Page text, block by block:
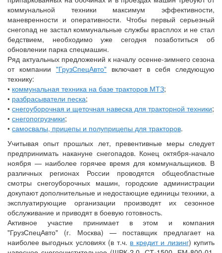
коммунальной техники максимум эффективности,
маневренности и оперативности. Чтобы первый серьезный
снегопад не застал коммунальные службы врасплох и не стал
бедствием, необходимо уже сегодня позаботиться об
обновлении парка спецмашин.
Ряд актуальных предложений к началу осенне-зимнего сезона
от компании "ГрузСпецАвто" включает в себя следующую
технику:
• коммунальная техника на базе тракторов МТЗ;
• разбрасыватели песка;
• снегоуборочная и щеточная навеска для тракторной техники;
• снегопогрузчики;
• самосвалы, прицепы и полуприцепы для тракторов.
Учитывая опыт прошлых лет, превентивные меры следует
предпринимать накануне снегопадов. Конец октября-начало
ноября — наиболее горячее время для коммунальщиков. В
различных регионах России проводятся общеобластные
смотры снегоуборочных машин, городские администрации
докупают дополнительные и недостающие единицы техники, а
эксплуатирующие организации производят их сезонное
обслуживание и приводят в боевую готовность.
Активное участие принимает в этом и компания
"ГрузСпецАвто" (г. Москва) — поставщик предлагает на
наиболее выгодных условиях (в т.ч. в кредит и лизинг) купить